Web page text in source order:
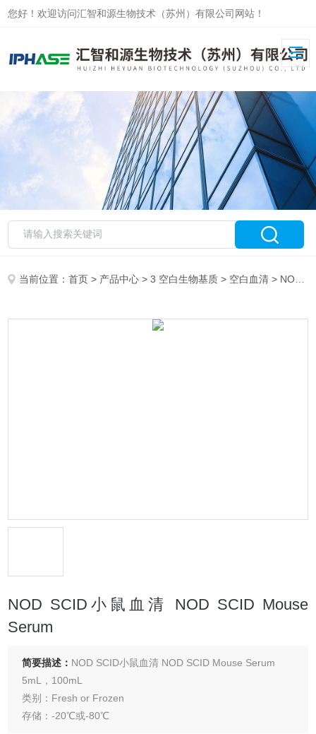
您好！欢迎访问汇智和源生物技术（苏州）有限公司网站！
当前位置：首页 > 产品中心 >3 空白生物基质 > 空白血清 > NOD SCID小鼠血清 NOD SCID Mouse Serum
NOD SCID小鼠血清 NOD SCID Mouse
Serum
简要描述： NOD SCID小鼠血清 NOD SCID Mouse Serum
5mL，100mL
类别：Fresh or Frozen
存储：-20℃或-80℃